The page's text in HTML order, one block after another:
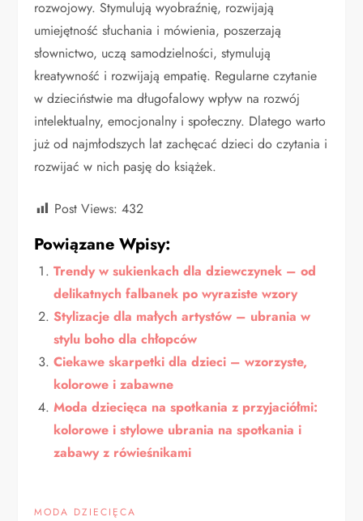
rozwojowy. Stymulują wyobraźnię, rozwijają
umiejętność słuchania i mówienia, poszerzają
słownictwo, uczą samodzielności, stymulują
kreatywność i rozwijają empatię. Regularne czytanie
w dzieciństwie ma długofalowy wpływ na rozwój
intelektualny, emocjonalny i społeczny. Dlatego warto
już od najmłodszych lat zachęcać dzieci do czytania i
rozwijać w nich pasję do książek.
Post Views: 432
Powiązane Wpisy:
Trendy w sukienkach dla dziewczynek – od
delikatnych falbanek po wyraziste wzory
Stylizacje dla małych artystów – ubrania w
stylu boho dla chłopców
Ciekawe skarpetki dla dzieci – wzorzyste,
kolorowe i zabawne
Moda dziecięca na spotkania z przyjaciółmi:
kolorowe i stylowe ubrania na spotkania i
zabawy z rówieśnikami
MODA DZIECIĘCA